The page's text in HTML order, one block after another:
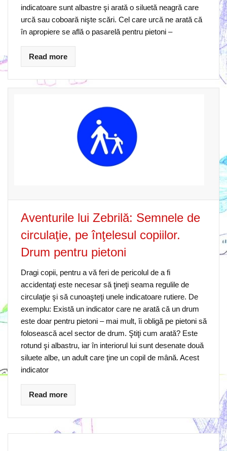
indicatoare sunt albastre şi arată o siluetă neagră care
urcă sau coboară nişte scări. Cel care urcă ne arată că
în apropiere se află o pasarelă pentru pietoni –
Read more
Aventurile lui Zebrilă: Semnele de
circulaţie, pe înţelesul copiilor.
Drum pentru pietoni
Dragi copii, pentru a vă feri de pericolul de a fi
accidentaţi este necesar să ţineţi seama regulile de
circulaţie şi să cunoaşteţi unele indicatoare rutiere. De
exemplu: Există un indicator care ne arată că un drum
este doar pentru pietoni – mai mult, îi obligă pe pietoni să
folosească acel sector de drum. Ştiţi cum arată? Este
rotund şi albastru, iar în interiorul lui sunt desenate două
siluete albe, un adult care ţine un copil de mână. Acest
indicator
Read more